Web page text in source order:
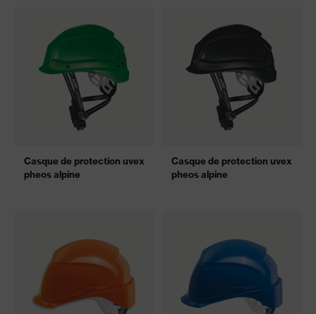
Casque de protection uvex
pheos alpine
Casque de protection uvex
pheos alpine